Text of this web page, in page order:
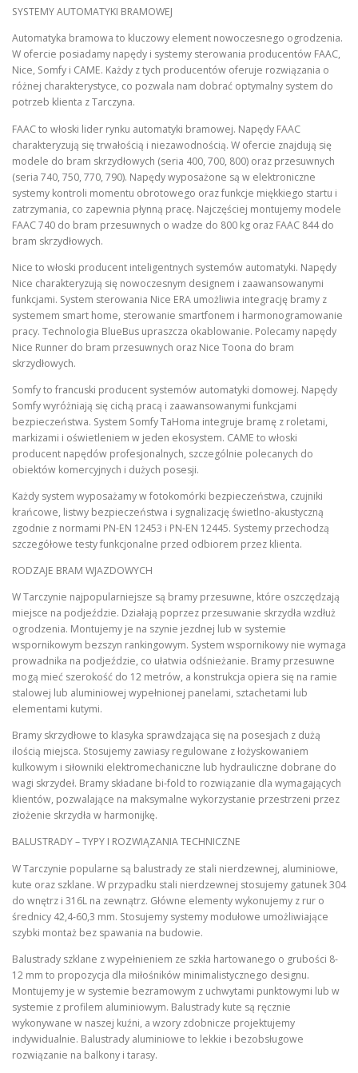
SYSTEMY AUTOMATYKI BRAMOWEJ
Automatyka bramowa to kluczowy element nowoczesnego ogrodzenia.
W ofercie posiadamy napędy i systemy sterowania producentów FAAC,
Nice, Somfy i CAME. Każdy z tych producentów oferuje rozwiązania o
różnej charakterystyce, co pozwala nam dobrać optymalny system do
potrzeb klienta z Tarczyna.
FAAC to włoski lider rynku automatyki bramowej. Napędy FAAC
charakteryzują się trwałością i niezawodnością. W ofercie znajdują się
modele do bram skrzydłowych (seria 400, 700, 800) oraz przesuwnych
(seria 740, 750, 770, 790). Napędy wyposażone są w elektroniczne
systemy kontroli momentu obrotowego oraz funkcje miękkiego startu i
zatrzymania, co zapewnia płynną pracę. Najczęściej montujemy modele
FAAC 740 do bram przesuwnych o wadze do 800 kg oraz FAAC 844 do
bram skrzydłowych.
Nice to włoski producent inteligentnych systemów automatyki. Napędy
Nice charakteryzują się nowoczesnym designem i zaawansowanymi
funkcjami. System sterowania Nice ERA umożliwia integrację bramy z
systemem smart home, sterowanie smartfonem i harmonogramowanie
pracy. Technologia BlueBus upraszcza okablowanie. Polecamy napędy
Nice Runner do bram przesuwnych oraz Nice Toona do bram
skrzydłowych.
Somfy to francuski producent systemów automatyki domowej. Napędy
Somfy wyróżniają się cichą pracą i zaawansowanymi funkcjami
bezpieczeństwa. System Somfy TaHoma integruje bramę z roletami,
markizami i oświetleniem w jeden ekosystem. CAME to włoski
producent napędów profesjonalnych, szczególnie polecanych do
obiektów komercyjnych i dużych posesji.
Każdy system wyposażamy w fotokomórki bezpieczeństwa, czujniki
krańcowe, listwy bezpieczeństwa i sygnalizację świetlno-akustyczną
zgodnie z normami PN-EN 12453 i PN-EN 12445. Systemy przechodzą
szczegółowe testy funkcjonalne przed odbiorem przez klienta.
RODZAJE BRAM WJAZDOWYCH
W Tarczynie najpopularniejsze są bramy przesuwne, które oszczędzają
miejsce na podjeździe. Działają poprzez przesuwanie skrzydła wzdłuż
ogrodzenia. Montujemy je na szynie jezdnej lub w systemie
wspornikowym bezszyn rankingowym. System wspornikowy nie wymaga
prowadnika na podjeździe, co ułatwia odśnieżanie. Bramy przesuwne
mogą mieć szerokość do 12 metrów, a konstrukcja opiera się na ramie
stalowej lub aluminiowej wypełnionej panelami, sztachetami lub
elementami kutymi.
Bramy skrzydłowe to klasyka sprawdzająca się na posesjach z dużą
ilością miejsca. Stosujemy zawiasy regulowane z łożyskowaniem
kulkowym i siłowniki elektromechaniczne lub hydrauliczne dobrane do
wagi skrzydeł. Bramy składane bi-fold to rozwiązanie dla wymagających
klientów, pozwalające na maksymalne wykorzystanie przestrzeni przez
złożenie skrzydła w harmonijkę.
BALUSTRADY – TYPY I ROZWIĄZANIA TECHNICZNE
W Tarczynie popularne są balustrady ze stali nierdzewnej, aluminiowe,
kute oraz szklane. W przypadku stali nierdzewnej stosujemy gatunek 304
do wnętrz i 316L na zewnątrz. Główne elementy wykonujemy z rur o
średnicy 42,4-60,3 mm. Stosujemy systemy modułowe umożliwiające
szybki montaż bez spawania na budowie.
Balustrady szklane z wypełnieniem ze szkła hartowanego o grubości 8-
12 mm to propozycja dla miłośników minimalistycznego designu.
Montujemy je w systemie bezramowym z uchwytami punktowymi lub w
systemie z profilem aluminiowym. Balustrady kute są ręcznie
wykonywane w naszej kuźni, a wzory zdobnicze projektujemy
indywidualnie. Balustrady aluminiowe to lekkie i bezobsługowe
rozwiązanie na balkony i tarasy.